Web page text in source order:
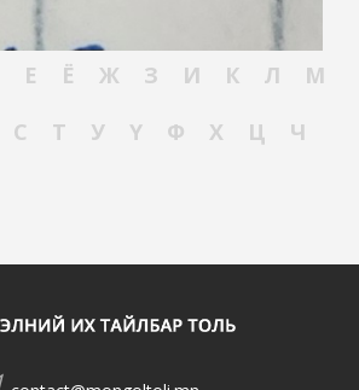
Е Ё Ж З И К Л
М
С Т У Ү Ф Х Ц
Ч